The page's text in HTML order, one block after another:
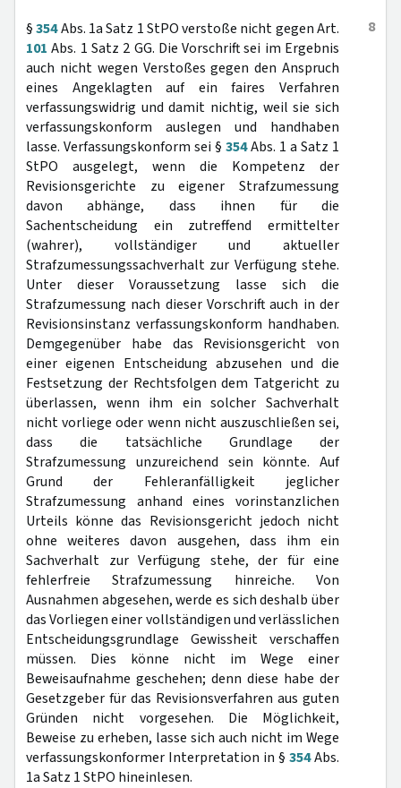
8
§354Abs. 1a Satz 1 StPO verstoße nicht gegen Art.
101 Abs. 1 Satz 2 GG. Die Vorschrift sei im Ergebnis
auch nicht wegen Verstoßes gegen den Anspruch
eines Angeklagten auf ein faires Verfahren
verfassungswidrig und damit nichtig, weil sie sich
verfassungskonform auslegen und handhaben
lasse. Verfassungskonform sei § 354Abs. 1 a Satz 1
StPO ausgelegt, wenn die Kompetenz der
Revisionsgerichte zu eigener Strafzumessung
davon abhänge, dass ihnen für die
Sachentscheidung ein zutreffend ermittelter
(wahrer), vollständiger und aktueller
Strafzumessungssachverhalt zur Verfügung stehe.
Unter dieser Voraussetzung lasse sich die
Strafzumessung nach dieser Vorschrift auch in der
Revisionsinstanz verfassungskonform handhaben.
Demgegenüber habe das Revisionsgericht von
einer eigenen Entscheidung abzusehen und die
Festsetzung der Rechtsfolgen dem Tatgericht zu
überlassen, wenn ihm ein solcher Sachverhalt
nicht vorliege oder wenn nicht auszuschließen sei,
dass die tatsächliche Grundlage der
Strafzumessung unzureichend sein könnte. Auf
Grund der Fehleranfälligkeit jeglicher
Strafzumessung anhand eines vorinstanzlichen
Urteils könne das Revisionsgericht jedoch nicht
ohne weiteres davon ausgehen, dass ihm ein
Sachverhalt zur Verfügung stehe, der für eine
fehlerfreie Strafzumessung hinreiche. Von
Ausnahmen abgesehen, werde es sich deshalb über
das Vorliegen einer vollständigen und verlässlichen
Entscheidungsgrundlage Gewissheit verschaffen
müssen. Dies könne nicht im Wege einer
Beweisaufnahme geschehen; denn diese habe der
Gesetzgeber für das Revisionsverfahren aus guten
Gründen nicht vorgesehen. Die Möglichkeit,
Beweise zu erheben, lasse sich auch nicht im Wege
verfassungskonformer Interpretation in § 354Abs.
1a Satz 1 StPO hineinlesen.